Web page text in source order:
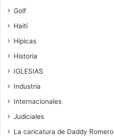
Golf
Haití
Hípicas
Historia
IGLESIAS
Industria
Internacionales
Judiciales
La caricatura de Daddy Romero